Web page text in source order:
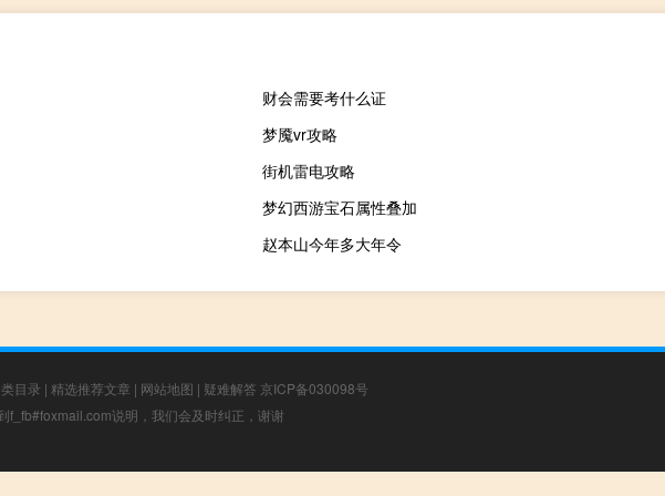
财会需要考什么证
梦魇vr攻略
街机雷电攻略
梦幻西游宝石属性叠加
赵本山今年多大年令
目录 | 精选推荐文章 | 网站地图 | 疑难解答 京ICP备030098号
f_fb#foxmail.com说明，我们会及时纠正，谢谢